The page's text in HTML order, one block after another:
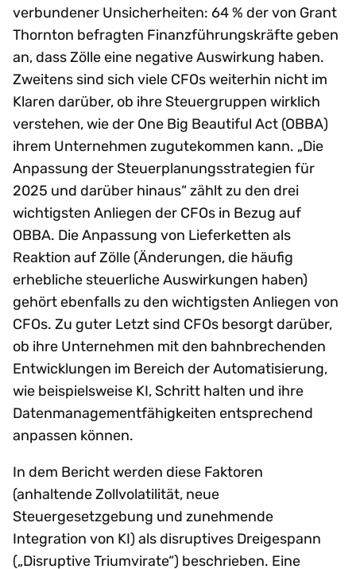
verbundener Unsicherheiten: 64 % der von Grant
Thornton befragten Finanzführungskräfte geben
an, dass Zölle eine negative Auswirkung haben.
Zweitens sind sich viele CFOs weiterhin nicht im
Klaren darüber, ob ihre Steuergruppen wirklich
verstehen, wie der One Big Beautiful Act (OBBA)
ihrem Unternehmen zugutekommen kann. „Die
Anpassung der Steuerplanungsstrategien für
2025 und darüber hinaus“ zählt zu den drei
wichtigsten Anliegen der CFOs in Bezug auf
OBBA. Die Anpassung von Lieferketten als
Reaktion auf Zölle (Änderungen, die häufig
erhebliche steuerliche Auswirkungen haben)
gehört ebenfalls zu den wichtigsten Anliegen von
CFOs. Zu guter Letzt sind CFOs besorgt darüber,
ob ihre Unternehmen mit den bahnbrechenden
Entwicklungen im Bereich der Automatisierung,
wie beispielsweise KI, Schritt halten und ihre
Datenmanagementfähigkeiten entsprechend
anpassen können.
In dem Bericht werden diese Faktoren
(anhaltende Zollvolatilität, neue
Steuergesetzgebung und zunehmende
Integration von KI) als disruptives Dreigespann
(„Disruptive Triumvirate“) beschrieben. Eine